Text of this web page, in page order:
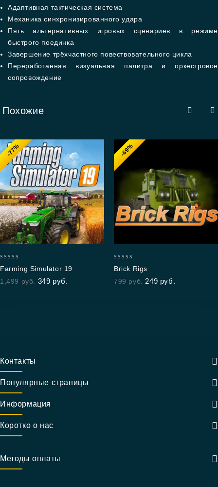
Адаптивная тактическая система
Механика синхронизированного удара
Пять альтернативных игровых сценариев в режиме
быстрого поединка
Завершение трёхчастного повествовательного цикла
Переработанная визуальная палитра и оркестровое
сопровождение
Похожие
-77%
out
of
Farming Simulator 19
1,499руб. 349 руб.
-69%
out
of
Brick Rigs
799руб. 249 руб.
Контакты
Популярные страницы
Информация
Коротко о нас
Методы оплаты